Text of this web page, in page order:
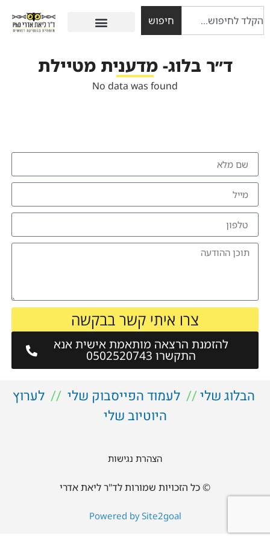
חיפוש
ד״ר בלוג- מדענית מטיילת
No data was found
צרו איתי קשר בבקשה
להזמנת הרצאה מותאמת אישית אנא
התקשרו 0502520743
הבלוג שלי// לעמוד הפייסבוק שלי //לערוץ
היוטיוב שלי
הצהרת נגישות
© כל הזכויות שמורות לד"ר ליאת אדרי
Powered by Site2goal